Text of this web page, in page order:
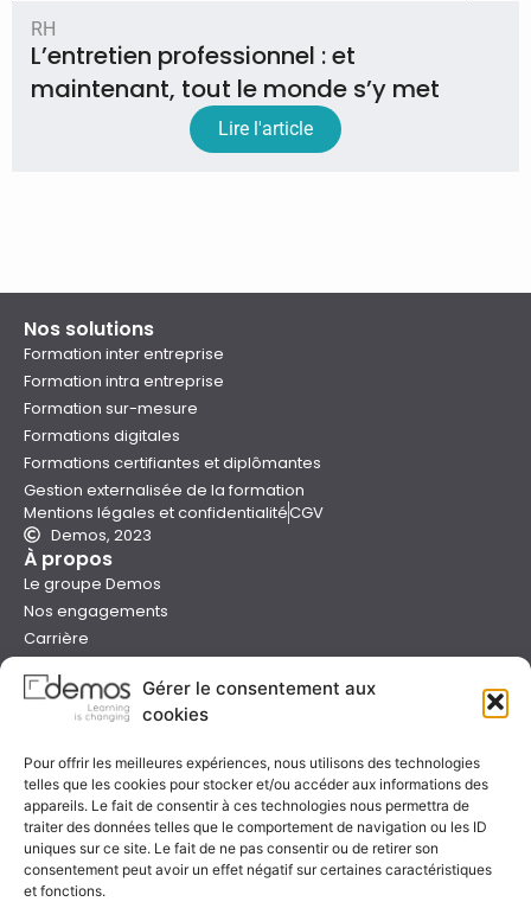
Gérer le consentement aux
cookies
Pour offrir les meilleures expériences, nous utilisons des technologies
telles que les cookies pour stocker et/ou accéder aux informations des
appareils. Le fait de consentir à ces technologies nous permettra de
traiter des données telles que le comportement de navigation ou les ID
uniques sur ce site. Le fait de ne pas consentir ou de retirer son
consentement peut avoir un effet négatif sur certaines caractéristiques
et fonctions.
RH
L’entretien professionnel : et
maintenant, tout le monde s’y met
Lire l'article
Nos solutions
Formation inter entreprise
Formation intra entreprise
Formation sur-mesure
Formations digitales
Formations certifiantes et diplômantes
Gestion externalisée de la formation
Mentions légales et confidentialitéCGV
Demos, 2023
À propos
Le groupe Demos
Nos engagements
Carrière
Presse
Catalogues
Aide
Nous contacter
Nous trouver
Préparer sa formation
Sessions garanties